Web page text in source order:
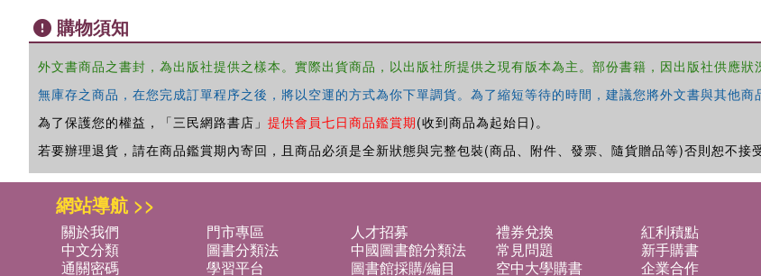
購物須知
外文書商品之書封，為出版社提供之樣本。實際出貨商品，以出版社所提供之現有版本為主。部份書籍，因出版社供應狀
無庫存之商品，在您完成訂單程序之後，將以空運的方式為你下單調貨。為了縮短等待的時間，建議您將外文書與其他
為了保護您的權益，「三民網路書店」 提供會員七日商品鑑賞期(收到商品為起始日)。
若要辦理退貨，請在商品鑑賞期內寄回，且商品必須是全新狀態與完整包裝(商品、附件、發票、隨貨贈品等)否則恕不接受
網站導航 >>
關於我們 門市專區 人才招募 禮券兌換
紅利積點
中文分類
圖書分類法 中國圖書館分類法 常見問題
新手購書
通關密碼
學習平台 圖書館採購/編目 空中大學購書
企業合作